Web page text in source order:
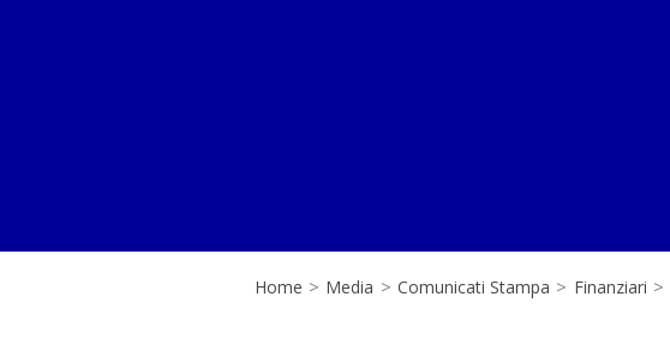
Home > Media > Comunicati Stampa > Finanziari >